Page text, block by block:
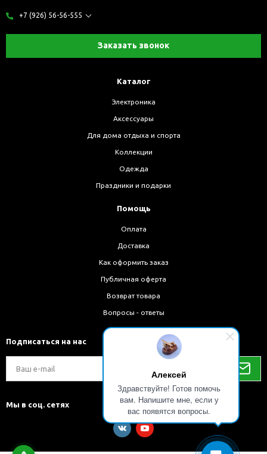
Алексей
Здравствуйте! Готов помочь
вам. Напишите мне, если у
вас появятся вопросы.
+7 (926) 56-56-555
Заказать звонок
Каталог
Электроника
Аксессуары
Для дома отдыха и спорта
Коллекции
Одежда
Праздники и подарки
Помощь
Оплата
Доставка
Как оформить заказ
Публичная оферта
Возврат товара
Вопросы - ответы
Подписаться на нас
Мы в соц. сетях